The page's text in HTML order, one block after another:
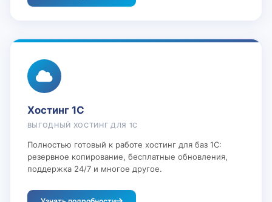
Хостинг 1С
ВЫГОДНЫЙ ХОСТИНГ ДЛЯ 1С
Полностью готовый к работе хостинг для баз 1С:
резервное копирование, бесплатные обновления,
поддержка 24/7 и многое другое.